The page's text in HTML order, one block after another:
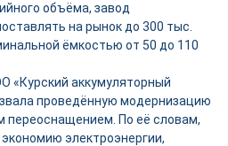
объёма, завод
на рынок до 300 тыс.
ёмкостью от 50 до 110
«Курский аккумуляторный
проведённую модернизацию
переоснащением. По её словам,
электроэнергии,